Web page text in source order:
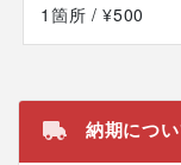
1箇所 / ¥500
納期につ